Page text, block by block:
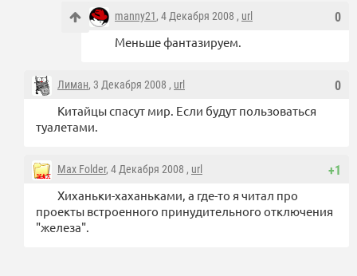
0
manny21, 4 Декабря 2008 , url
Меньше фантазируем.
0
Лиман, 3 Декабря 2008 , url
Китайцы спасут мир. Если будут пользоваться
туалетами.
+1
Max Folder, 4 Декабря 2008 , url
Хиханьки-хаханьками, а где-то я читал про
проекты встроенного принудительного отключения
"железа".